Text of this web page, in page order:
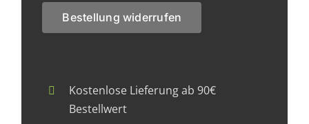
Bestellung widerrufen
Kostenlose Lieferung ab 90€
Bestellwert